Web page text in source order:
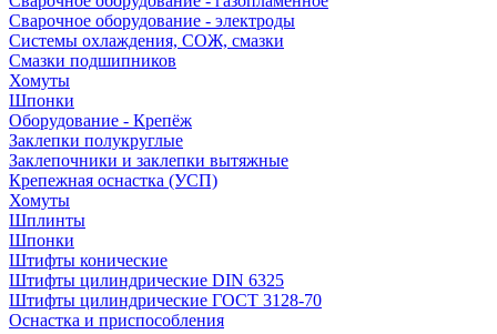
Сварочное оборудование - электроды
Системы охлаждения, СОЖ, смазки
Смазки подшипников
Хомуты
Шпонки
Оборудование - Крепёж
Заклепки полукруглые
Заклепочники и заклепки вытяжные
Крепежная оснастка (УСП)
Хомуты
Шплинты
Шпонки
Штифты конические
Штифты цилиндрические DIN 6325
Штифты цилиндрические ГОСТ 3128-70
Оснастка и приспособления